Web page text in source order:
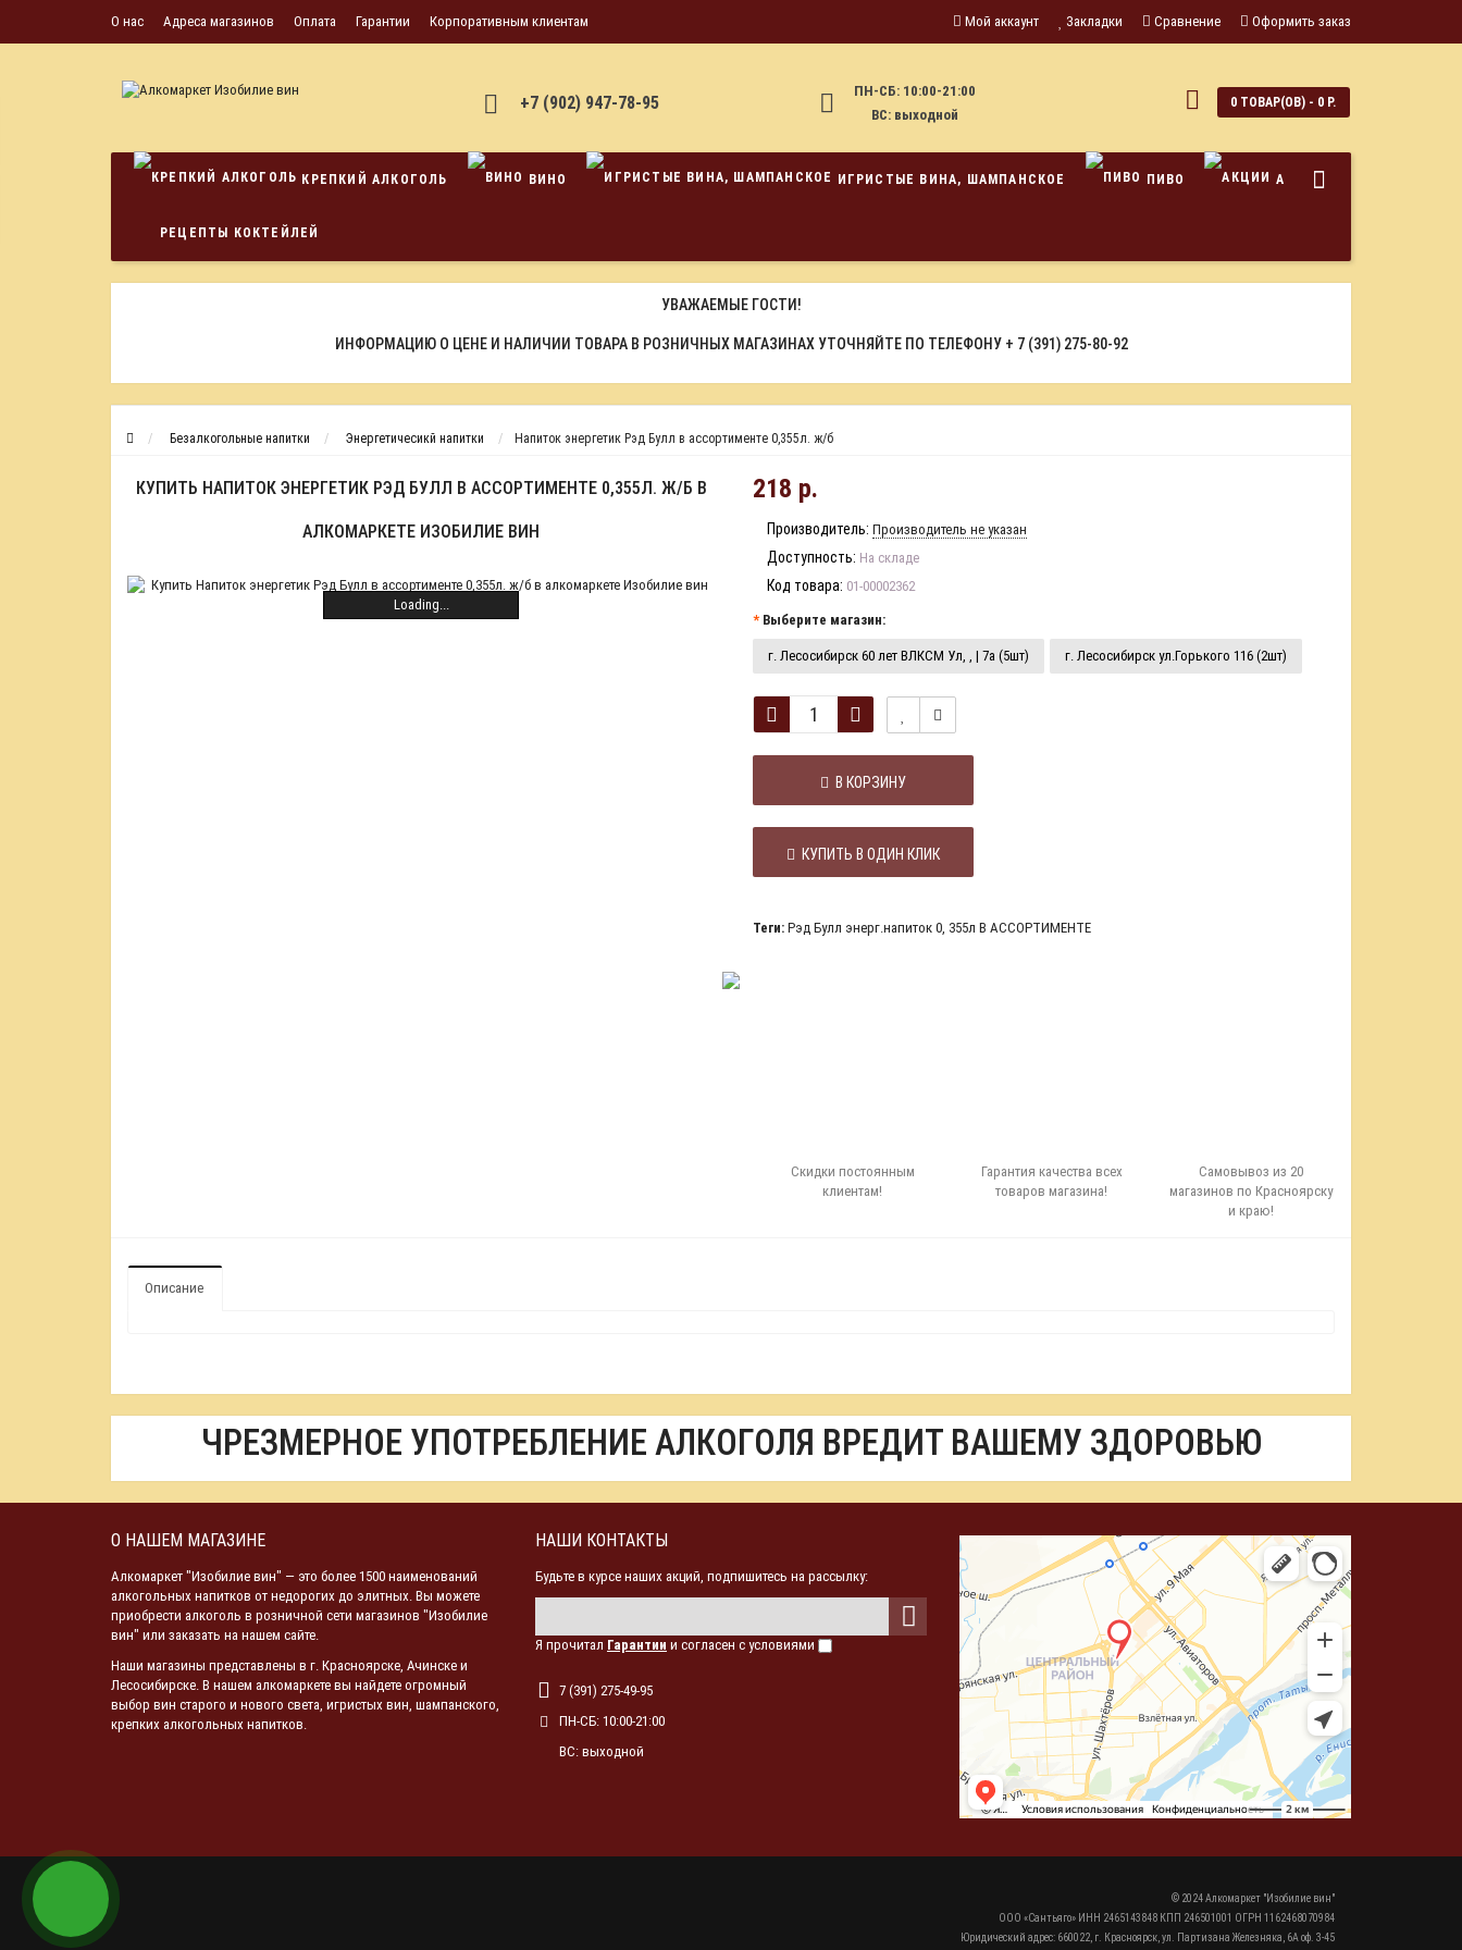
О нас Адреса магазинов Оплата Гарантии Корпоративным клиентам Мой аккаунт Закладки Сравнение Оформить заказ
+7 (902) 947-78-95
ПН-СБ: 10:00-21:00
ВС: выходной
0 ТОВАР(ОВ) - 0 Р.
КРЕПКИЙ АЛКОГОЛЬ ВИНО ИГРИСТЫЕ ВИНА, ШАМПАНСКОЕ ПИВО АКЦИИ
РЕЦЕПТЫ КОКТЕЙЛЕЙ
УВАЖАЕМЫЕ ГОСТИ!
ИНФОРМАЦИЮ О ЦЕНЕ И НАЛИЧИИ ТОВАРА В РОЗНИЧНЫХ МАГАЗИНАХ УТОЧНЯЙТЕ ПО ТЕЛЕФОНУ + 7 (391) 275-80-92
Безалкогольные напитки Энергетичесикй напитки Напиток энергетик Рэд Булл в ассортименте 0,355л. ж/б
КУПИТЬ НАПИТОК ЭНЕРГЕТИК РЭД БУЛЛ В АССОРТИМЕНТЕ 0,355Л. Ж/Б В
АЛКОМАРКЕТЕ ИЗОБИЛИЕ ВИН
Loading...
218 р.
Производитель: Производитель не указан
Доступность: На складе
Код товара: 01-00002362
Выберите магазин:
г. Лесосибирск 60 лет ВЛКСМ Ул, , | 7а (5шт) г. Лесосибирск ул.Горького 116 (2шт)
В КОРЗИНУ
КУПИТЬ В ОДИН КЛИК
Теги: Рэд Булл энерг.напиток 0, 355л В АССОРТИМЕНТЕ
Скидки постоянным
клиентам!
Гарантия качества всех
товаров магазина!
Самовывоз из 20
магазинов по Красноярску
и краю!
Описание
ЧРЕЗМЕРНОЕ УПОТРЕБЛЕНИЕ АЛКОГОЛЯ ВРЕДИТ ВАШЕМУ ЗДОРОВЬЮ
О НАШЕМ МАГАЗИНЕ
Алкомаркет "Изобилие вин" — это более 1500 наименований
алкогольных напитков от недорогих до элитных. Вы можете
приобрести алкоголь в розничной сети магазинов "Изобилие
вин" или заказать на нашем сайте.
Наши магазины представлены в г. Красноярске, Ачинске и
Лесосибирске. В нашем алкомаркете вы найдете огромный
выбор вин старого и нового света, игристых вин, шампанского,
крепких алкогольных напитков.
НАШИ КОНТАКТЫ
Будьте в курсе наших акций, подпишитесь на рассылку:
Я прочитал Гарантии и согласен с условиями
7 (391) 275-49-95
ПН-СБ: 10:00-21:00
ВС: выходной
© 2024 Алкомаркет "Изобилие вин"
ООО «Сантьяго» ИНН 2465143848 КПП 246501001 ОГРН 1162468070984
Юридический адрес: 660022, г. Красноярск, ул. Партизана Железняка, 6А оф. 3-45